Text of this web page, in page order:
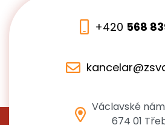
+420 568
Václavské
674 01